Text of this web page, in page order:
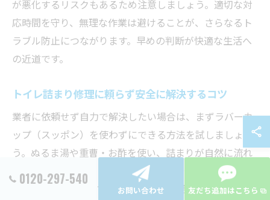
が悪化するリスクもあるため注意しましょう。適切な対
応時間を守り、無理な作業は避けることが、さらなるト
ラブル防止につながります。早めの判断が快適な生活へ
の近道です。
トイレ詰まり修理に頼らず安全に解決するコツ
業者に依頼せず自力で解決したい場合は、まずラバーカ
ップ（スッポン）を使わずにできる方法を試しましょ
う。ぬるま湯や重曹・お酢を使い、詰まりが自然に流れ
るか確認します。それでも解消しない場合は、軽く棒状
のもので紙を崩す方法もありますが、便器や配管を傷つ
0120-297-540
お問い合わせ 友だち追加はこちら